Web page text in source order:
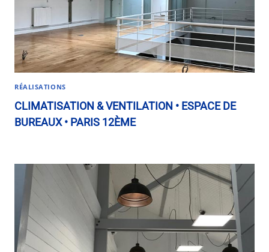
RÉALISATIONS
CLIMATISATION & VENTILATION • ESPACE DE
BUREAUX • PARIS 12ÈME